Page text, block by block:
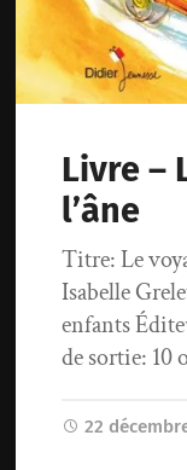
Livre –
l’âne
Titre: Le
Isabelle
enfants
de sortie: 10
22